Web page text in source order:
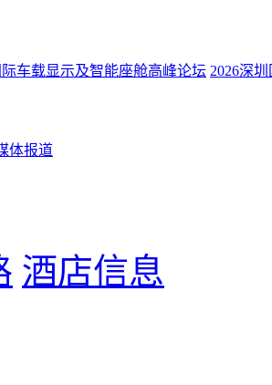
车载显示及智能座舱高峰论坛 2026深
体报道
酒店信息